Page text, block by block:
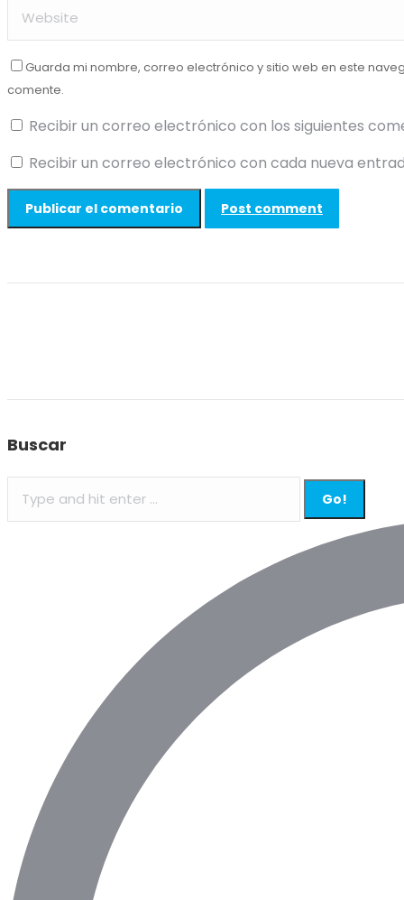
Guarda mi nombre, correo electrónico y sitio web en este
comente.
Recibir un correo electrónico con los siguientes
Recibir un correo electrónico con cada nueva
Post comment
Buscar